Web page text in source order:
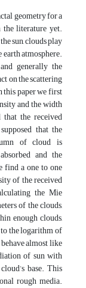
geometry for a
literature yet.
sun, clouds play
atmosphere.
generally the
on the scattering
this paper we first
and the width
the received
that the
of cloud is
and the
find a one to one
of the received
the Mie
of the clouds,
enough clouds,
the logarithm of
almost like
of sun with
base. This
rough media.